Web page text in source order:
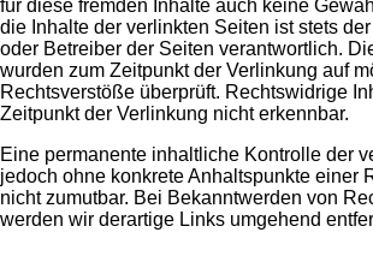
für diese fremden Inhalte auch keine
die Inhalte der verlinkten Seiten ist stets
oder Betreiber der Seiten verantwortlich.
wurden zum Zeitpunkt der Verlinkung auf
Rechtsverstöße überprüft. Rechtswidrige
Zeitpunkt der Verlinkung nicht erkennbar.
Eine permanente inhaltliche Kontrolle der
jedoch ohne konkrete Anhaltspunkte einer
nicht zumutbar. Bei Bekanntwerden von
werden wir derartige Links umgehend